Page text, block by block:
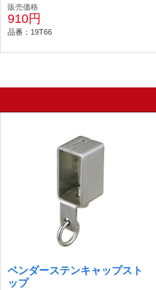
販売価格
910円
品番：19T66
ベンダーステンキャップスト
ップ